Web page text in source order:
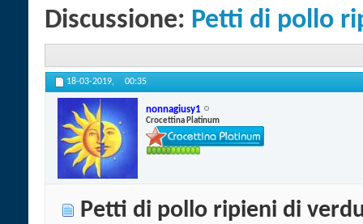
Discussione: Petti di pollo
18-03-2019, 00:35
nonnagiusy1
Crocettina Platinum
Petti di pollo ripieni di